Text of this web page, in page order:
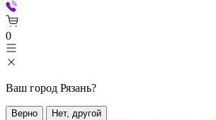
0
Ваш город Рязань?
Верно Нет, другой